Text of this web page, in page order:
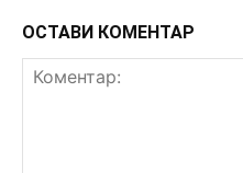
ОСТАВИ КОМЕНТАР